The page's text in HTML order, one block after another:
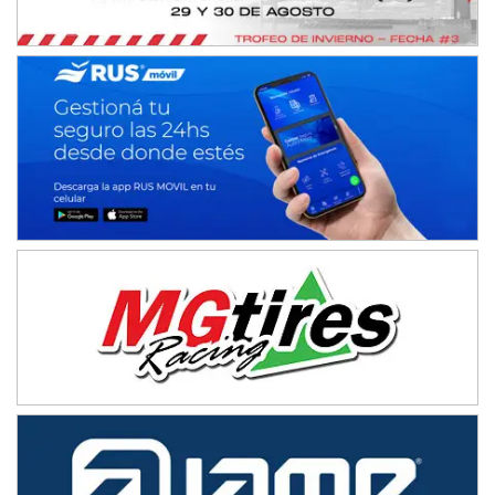
IAME SERIES ARGENTINA 6
Ramiro Tot (Asfalto)
KDO - F6
Ciudad de Trenque Lauquen (Asfalto)
ENTRERRIANO - F6 (POSTERGADA)
Parque de la Velocidad (Asfalto)
VICTORIENSE - F7
El Cerro (Tierra)
Victoria (Entre Ríos)
Moto Club Reginense (Tierra)
CSK - F7